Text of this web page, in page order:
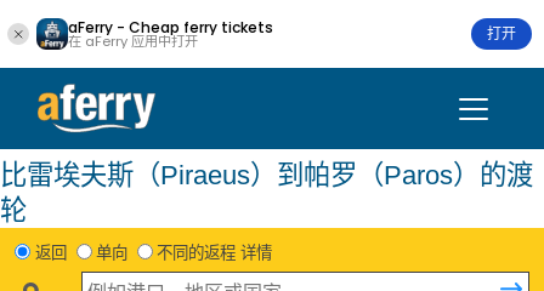
aFerry - Cheap ferry tickets
在 aFerry 应用中打开 打开
比雷埃夫斯（Piraeus）到帕罗（Paros）的渡
轮
返回 单向 不同的返程 详情